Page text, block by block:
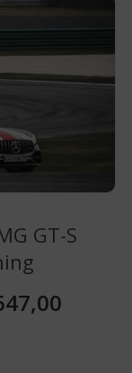
auf.
Die
Optionen
können
Produktseite
gewählt
werden
GT-S